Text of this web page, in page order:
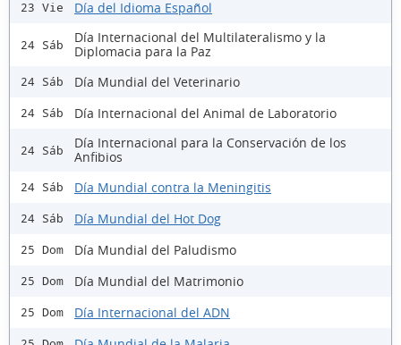
23 Vie Día del Idioma Español
24 Sáb
Día Internacional del Multilateralismo y la
Diplomacia para la Paz
24 Sáb Día Mundial del Veterinario
24 Sáb Día Internacional del Animal de Laboratorio
24 Sáb
Día Internacional para la Conservación de los
Anfibios
24 Sáb Día Mundial contra la Meningitis
24 Sáb Día Mundial del Hot Dog
25 Dom Día Mundial del Paludismo
25 Dom Día Mundial del Matrimonio
25 Dom Día Internacional del ADN